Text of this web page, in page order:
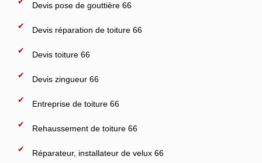
Devis pose de gouttière 66
Devis réparation de toiture 66
Devis toiture 66
Devis zingueur 66
Entreprise de toiture 66
Rehaussement de toiture 66
Réparateur, installateur de velux 66